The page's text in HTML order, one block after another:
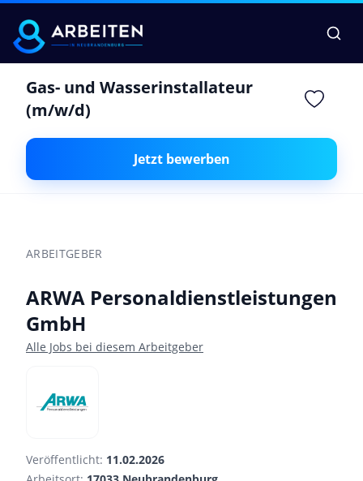
Gas- und Wasserinstallateur
(m/w/d)
Jetzt bewerben
ARBEITGEBER
ARWA Personaldienstleistungen
GmbH
Alle Jobs bei diesem Arbeitgeber
Veröffentlicht: 11.02.2026